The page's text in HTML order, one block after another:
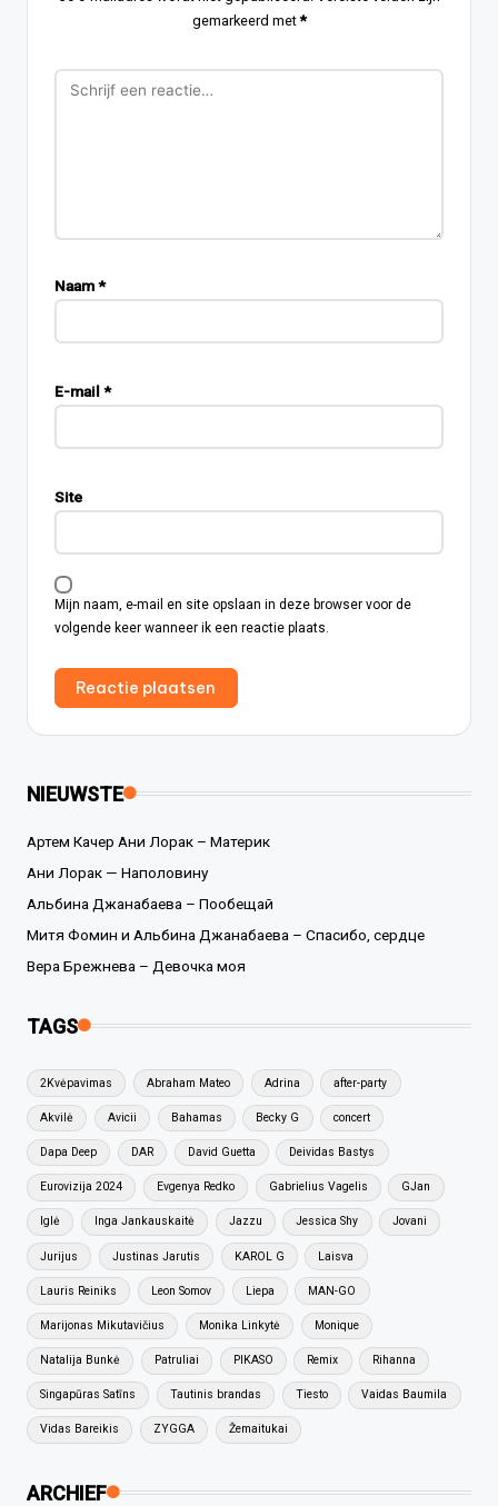
gemarkeerd met*
Naam*
E-mail *
Site
Mijn naam, e-mail en site opslaan in deze browser voor de
volgende keer wanneer ik een reactie plaats.
NIEUWSTE
Артем Качер Ани Лорак – Материк
Ани Лорак — Наполовину
Альбина Джанабаева – Пообещай
Митя Фомин и Альбина Джанабаева – Спасибо, сердце
Вера Брежнева – Девочка моя
TAGS
2Kvėpavimas Abraham Mateo Adrina after-party
Akvilė Avicii Bahamas Becky G concert
Dapa Deep DAR David Guetta Deividas Bastys
Eurovizija 2024 Evgenya Redko Gabrielius Vagelis GJan
Iglė Inga Jankauskaitė Jazzu Jessica Shy Jovani
Jurijus Justinas Jarutis KAROL G Laisva
Lauris Reiniks Leon Somov Liepa MAN-GO
Marijonas Mikutavičius Monika Linkytė Monique
Natalija Bunkė Patruliai PIKASO Remix Rihanna
Singapūras Satīns Tautinis brandas Tiesto Vaidas Baumila
Vidas Bareikis ZYGGA Žemaitukai
ARCHIEF